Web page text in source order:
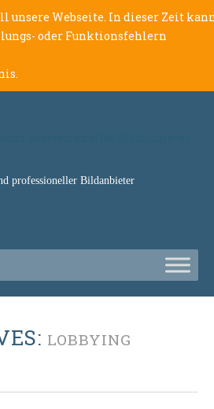
unsere Webseite. In dieser Zeit
oder Funktionsfehlern
professioneller Bildanbieter
LOBBYING